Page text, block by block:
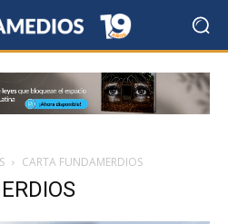
CARTA FUNDAMERDIOS